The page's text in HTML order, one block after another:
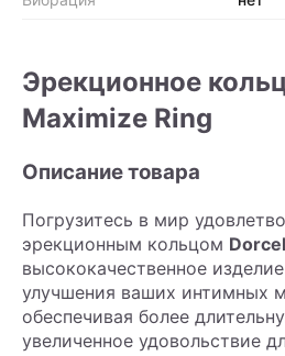
Эрекционное
Maximize Ring
Описание товара
Погрузитесь в мир
эрекционным кольцом
высококачественное
улучшения ваших интимных
обеспечивая более
увеличенное удовольствие